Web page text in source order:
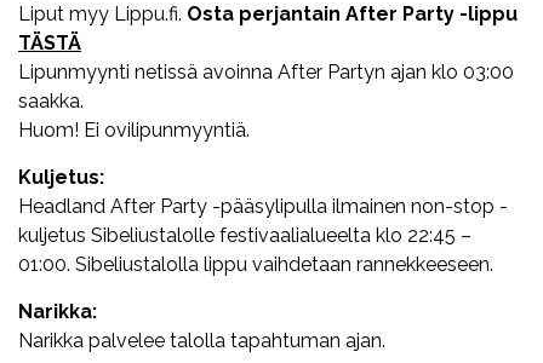
Liput myy Lippu.fi. Osta perjantain After Party -lippu
TÄSTÄ
Lipunmyynti netissä avoinna After Partyn ajan klo 03:00
saakka.
Huom! Ei ovilipunmyyntiä.
Kuljetus:
Headland After Party -pääsylipulla ilmainen non-stop -
kuljetus Sibeliustalolle festivaalialueelta klo 22:45 –
01:00. Sibeliustalolla lippu vaihdetaan rannekkeeseen.
Narikka:
Narikka palvelee talolla tapahtuman ajan.